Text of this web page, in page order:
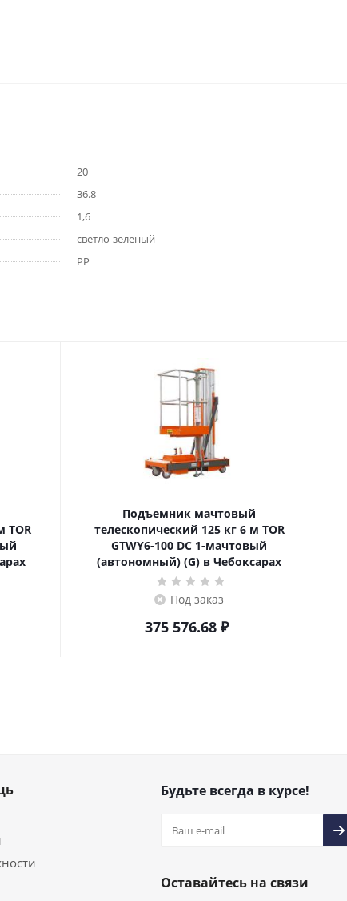
20
36.8
1,6
светло-зеленый
РР
Подъемник мачтовый
телескопический 125 кг 6 м TOR
GTWY6-100 DC 1-мачтовый
(автономный) (G) в Чебоксарах
Под заказ
375 576.68₽
Будьте всегда в курсе!
Оставайтесь на связи